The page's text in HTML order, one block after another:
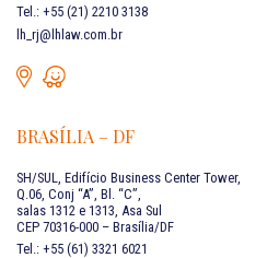
Tel.: +55 (21) 2210 3138
lh_rj@lhlaw.com.br
BRASÍLIA – DF
SH/SUL, Edifício Business Center Tower,
Q.06, Conj “A”, Bl. “C”,
salas 1312 e 1313, Asa Sul
CEP 70316-000 – Brasília/DF
Tel.: +55 (61) 3321 6021